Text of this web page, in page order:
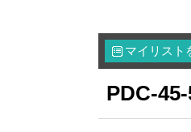
マイリスト
PDC-